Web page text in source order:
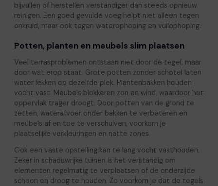
bijvullen of herstellen verstandiger dan steeds opnieuw
reinigen. Een goed gevulde voeg helpt niet alleen tegen
onkruid, maar ook tegen waterophoping en vuilophoping.
Potten, planten en meubels slim plaatsen
Veel terrasproblemen ontstaan niet door de tegel, maar
door wat erop staat. Grote potten zonder schotel laten
water lekken op dezelfde plek. Plantenbakken houden
vocht vast. Meubels blokkeren zon en wind, waardoor het
oppervlak trager droogt. Door potten van de grond te
zetten, waterafvoer onder bakken te verbeteren en
meubels af en toe te verschuiven, voorkom je
plaatselijke verkleuringen en natte zones.
Ook een vaste opstelling kan te lang vocht vasthouden.
Zeker in schaduwrijke tuinen is het verstandig om
elementen regelmatig te verplaatsen of de onderzijde
schoon en droog te houden. Zo voorkom je dat de tegels